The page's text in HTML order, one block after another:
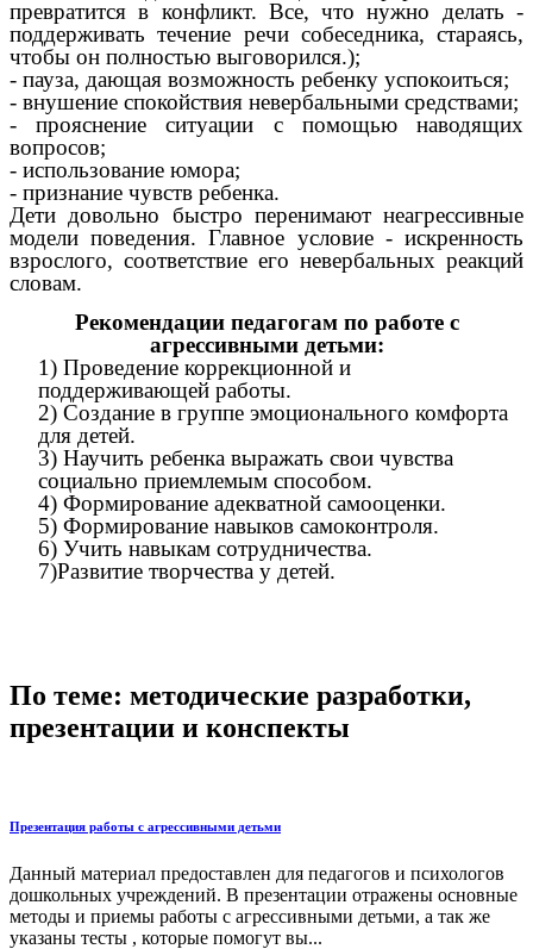
превратится в конфликт. Все, что нужно делать -
поддерживать течение речи собеседника, стараясь,
чтобы он полностью выговорился.);
- пауза, дающая возможность ребенку успокоиться;
- внушение спокойствия невербальными средствами;
- прояснение ситуации с помощью наводящих
вопросов;
- использование юмора;
- признание чувств ребенка.
Дети довольно быстро перенимают неагрессивные
модели поведения. Главное условие - искренность
взрослого, соответствие его невербальных реакций
словам.
Рекомендации педагогам по работе с
агрессивными детьми:
1) Проведение коррекционной и
поддерживающей работы.
2) Создание в группе эмоционального комфорта
для детей.
3) Научить ребенка выражать свои чувства
социально приемлемым способом.
4) Формирование адекватной самооценки.
5) Формирование навыков самоконтроля.
6) Учить навыкам сотрудничества.
7)Развитие творчества у детей.
По теме: методические разработки,
презентации и конспекты
Презентация работы с агрессивными детьми
Данный материал предоставлен для педагогов и психологов
дошкольных учреждений. В презентации отражены основные
методы и приемы работы с агрессивными детьми, а так же
указаны тесты , которые помогут вы...